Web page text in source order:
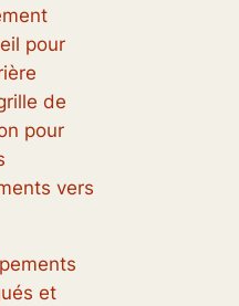
pour
de
pour
vers
et